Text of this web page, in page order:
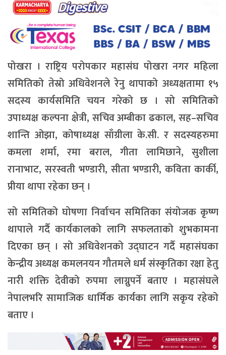
पोखरा । राष्ट्रिय परोपकार महासंघ पोखरा नगर महिला
समितिको तेस्रो अधिवेशनले रेनु थापाको अध्यक्षतामा १५
सदस्य कार्यसमिति चयन गरेको छ । सो समितिको
उपाध्यक्ष कल्पना क्षेत्री, सचिव अम्बीका ढकाल, सह–सचिव
शान्ति ओझा, कोषाध्यक्ष साँग्रीला के.सी. र सदस्यहरुमा
कमला शर्मा, रमा बराल, गीता लामिछाने, सुशीला
रानाभाट, सरस्वती भण्डारी, सीता भण्डारी, कविता कार्की,
प्रीया थापा रहेका छन् ।
सो समितिको घोषणा निर्वाचन समितिका संयोजक कृष्ण
थापाले गर्दै कार्यकालको लागि सफलताको शुभकामना
दिएका छन् । सो अधिवेशनको उद्घाटन गर्दै महासंघका
केन्द्रीय अध्यक्ष कमलनयन गौतमले धर्म संस्कृतिका रक्षा हेतु
नारी शक्ति देवीको रुपमा लाग्नुपर्ने बताए । महासंघले
नेपालभरि सामाजिक धार्मिक कार्यका लागि सकृय रहेको
बताए ।